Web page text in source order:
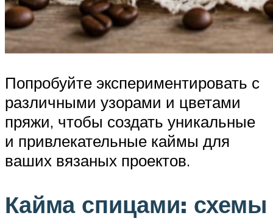
Попробуйте экспериментировать с
различными узорами и цветами
пряжи, чтобы создать уникальные
и привлекательные каймы для
ваших вязаных проектов.
Кайма спицами: схемы